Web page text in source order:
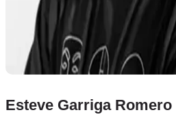
Esteve Garriga Romero